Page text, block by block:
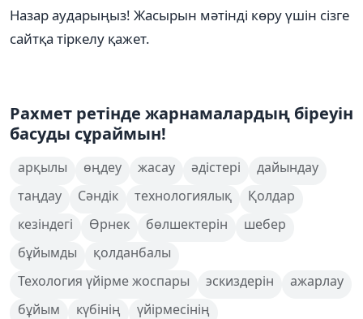
Назар аударыңыз! Жасырын мәтінді көру үшін сізге
сайтқа тіркелу қажет.
Рахмет ретінде жарнамалардың біреуін
басуды сұраймын!
арқылы өңдеу жасау әдістері
дайындау
таңдау
Сәндік технологиялық
Қолдар
кезіндегі
Өрнек бөлшектерін
шебер
бұйымды
қолданбалы
Техология үйірме жоспары
эскиздерін
ажарлау
бұйым
күбінің үйірмесінің